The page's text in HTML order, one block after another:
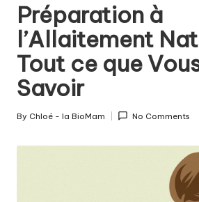
a
c
c
o
u
c
Préparation à
l’Allaitement
Tout ce que
Savoir
Posted
By Chloé - la BioMam No Comments